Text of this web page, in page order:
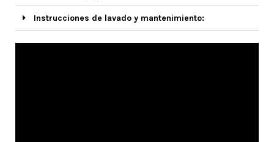
Instrucciones de lavado y mantenimiento: